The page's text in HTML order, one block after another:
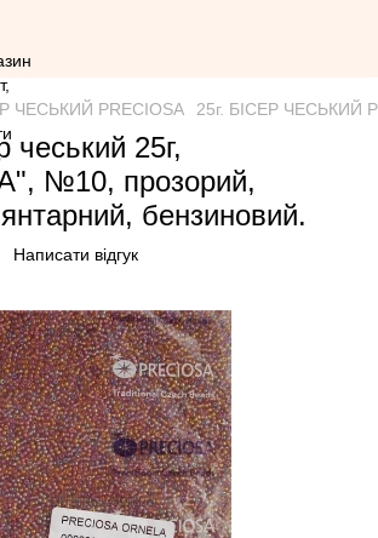
ЧЕСЬКИЙ PRECIOSA 25г. БІСЕР ЧЕСЬКИЙ
чеський 25г,
№10, прозорий,
бензиновий.
Написати відгук